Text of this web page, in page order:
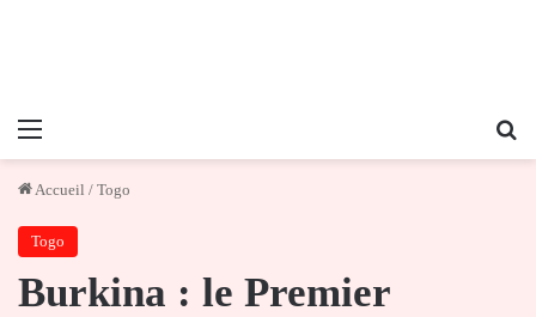
Menu
Accueil / Togo
Togo
Burkina : le Premier